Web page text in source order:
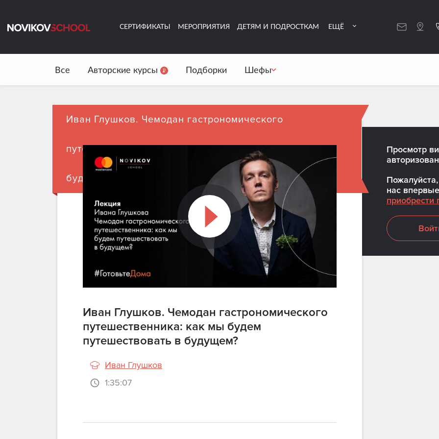
СЕРТИФИКАТЫ МЕРОПРИЯТИЯ ДЕТЯМ И ПОДРОСТКАМ ЕЩЁ
Все Авторские курсы Подборки Шефы
Иван Глушков. Чемодан гастрономического
путешественника: как мы будем путешествовать в
будущем?
оформленной подпиской.
Иван Глушков. Чемодан гастрономического
путешественника: как мы будем
путешествовать в будущем?
Иван Глушков
1:35:07
Просмотр
нас
приобрести